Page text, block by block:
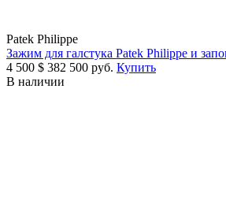
Patek Philippe
Зажим для галстука Patek Philippe и
4 500 $ 382 500 руб. Купить
В наличии